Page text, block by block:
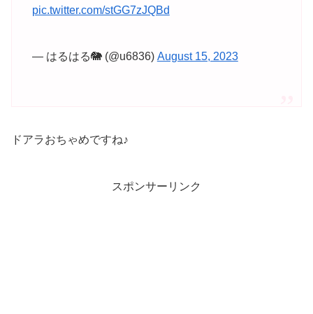
pic.twitter.com/stGG7zJQBd
— はるはる🐘 (@u6836) August 15, 2023
ドアラおちゃめですね♪
スポンサーリンク